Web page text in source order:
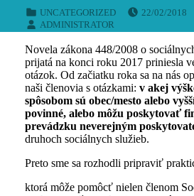
CATEGORIZED IN:
UNCATEGORIZED
POSTED ON:
22/02/2018
WRITTEN BY:
ADMINISTRATOR
Novela zákona 448/2008 o
prijatá na konci roku 2017 priniesla
otázok. Od začiatku roka sa na nás
naši členovia s otázkami: v akej
spôsobom sú obec/mesto alebo
povinné, alebo môžu poskytovať
prevádzku neverejným
druhoch sociálnych služieb.
Preto sme sa rozhodli pripraviť
ktorá môže pomôcť nielen členom